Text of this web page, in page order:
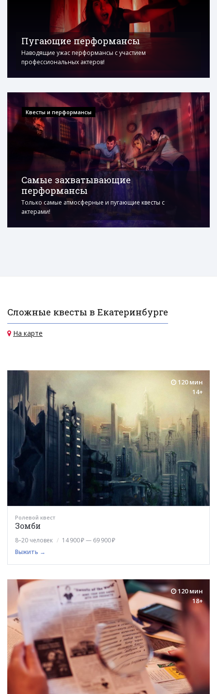
Пугающие перформансы
Наводящие ужас перформансы с участием
профессиональных актеров!
Квесты и перформансы
Самые захватывающие
перформансы
Только самые атмосферные и пугающие квесты с
актерами!
Сложные квесты в Екатеринбурге
На карте
120 мин
14+
Ролевой квест
Зомби
8–20 человек
14 900 ₽ — 69 900 ₽
Выжить →
120 мин
18+